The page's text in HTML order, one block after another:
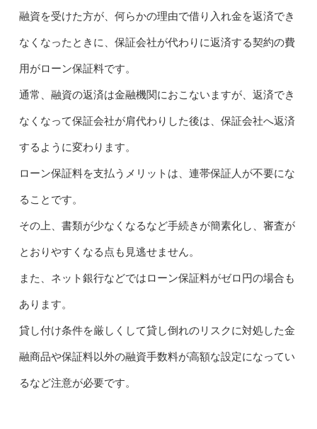
融資を受けた方が、何らかの理由で借り入れ金を返済でき
なくなったときに、保証会社が代わりに返済する契約の費
用がローン保証料です。
通常、融資の返済は金融機関におこないますが、返済でき
なくなって保証会社が肩代わりした後は、保証会社へ返済
するように変わります。
ローン保証料を支払うメリットは、連帯保証人が不要にな
ることです。
その上、書類が少なくなるなど手続きが簡素化し、審査が
とおりやすくなる点も見逃せません。
また、ネット銀行などではローン保証料がゼロ円の場合も
あります。
貸し付け条件を厳しくして貸し倒れのリスクに対処した金
融商品や保証料以外の融資手数料が高額な設定になってい
るなど注意が必要です。